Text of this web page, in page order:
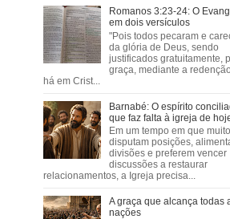
Romanos 3:23-24: O
em dois versículos
"Pois todos pecaram e
da glória de Deus, sendo
justificados gratuitamente,
graça, mediante a
há em Crist...
Barnabé: O espírito
que faz falta à igreja de
Em um tempo em que
disputam posições,
divisões e preferem vencer
discussões a restaurar
relacionamentos, a Igreja precisa...
A graça que alcança todas
nações